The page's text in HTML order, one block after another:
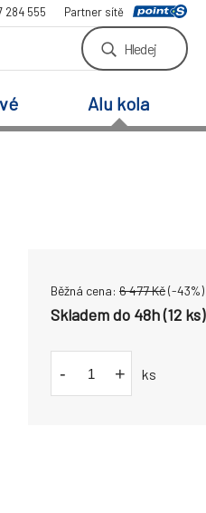
284 555 Partner sítě
Hledej
Alu kola
Běžná cena: 6 477Kč(-43%)
Skladem do 48h (12 ks)
- + ks